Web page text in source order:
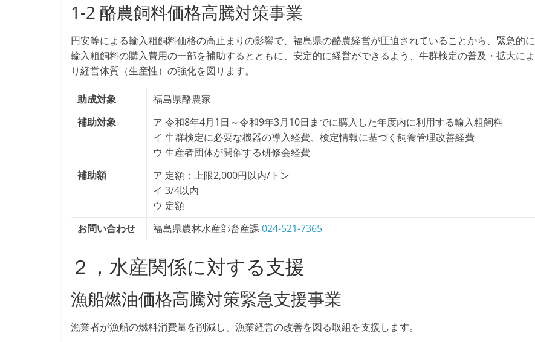
1-2 酪農飼料価格高騰対策事業
円安等による輸入粗飼料価格の高止まりの影響で、福島県の酪農経営が圧迫されていることから、緊急的に
輸入粗飼料の購入費用の一部を補助するとともに、安定的に経営ができるよう、牛群検定の普及・拡大によ
り経営体質（生産性）の強化を図ります。
助成対象
福島県酪農家
補助対象
ア 令和8年4月1日～令和9年3月10日までに購入した年度内に利用する輸入粗飼料
イ 牛群検定に必要な機器の導入経費、検定情報に基づく飼養管理改善経費
ウ 生産者団体が開催する研修会経費
補助額
ア 定額：上限2,000円以内/トン
イ 3/4以内
ウ 定額
お問い合わせ
福島県農林水産部畜産課 024-521-7365
２，水産関係に対する支援
漁船燃油価格高騰対策緊急支援事業
漁業者が漁船の燃料消費量を削減し、漁業経営の改善を図る取組を支援します。